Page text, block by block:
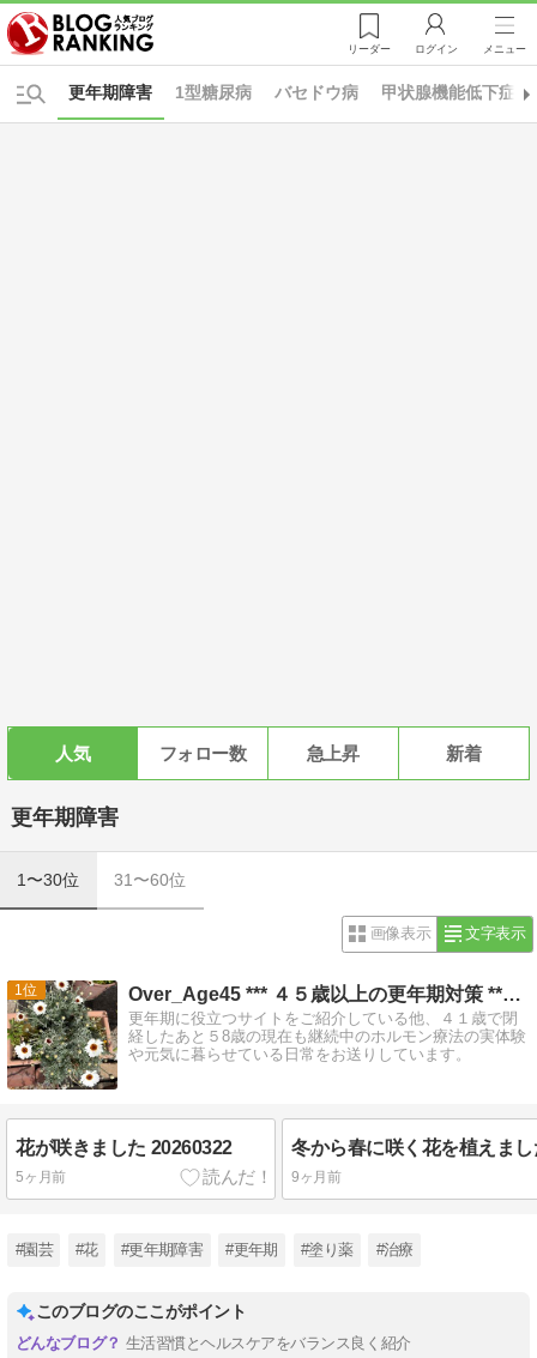
リーダー ログイン メニュー
1型糖尿病 バセドウ病
更年期障害 甲状腺機能低下症
人気 フォロー数 急上昇 新着
更年期障害
1〜30位 31〜60位
画像表示 文字表示
1 Over_Age45 *** ４５歳以上の更年期対策 **…
更年期に役立つサイトをご紹介している他、４１歳で閉
経したあと５8歳の現在も継続中のホルモン療法の実体験
や元気に暮らせている日常をお送りしています。
花が咲きました 20260322
5ヶ月前 9ヶ月前
#園芸 #花 #更年期障害 #更年期 #塗り薬 #治療
このブログのここがポイント
生活習慣とヘルスケアをバランス良く紹介